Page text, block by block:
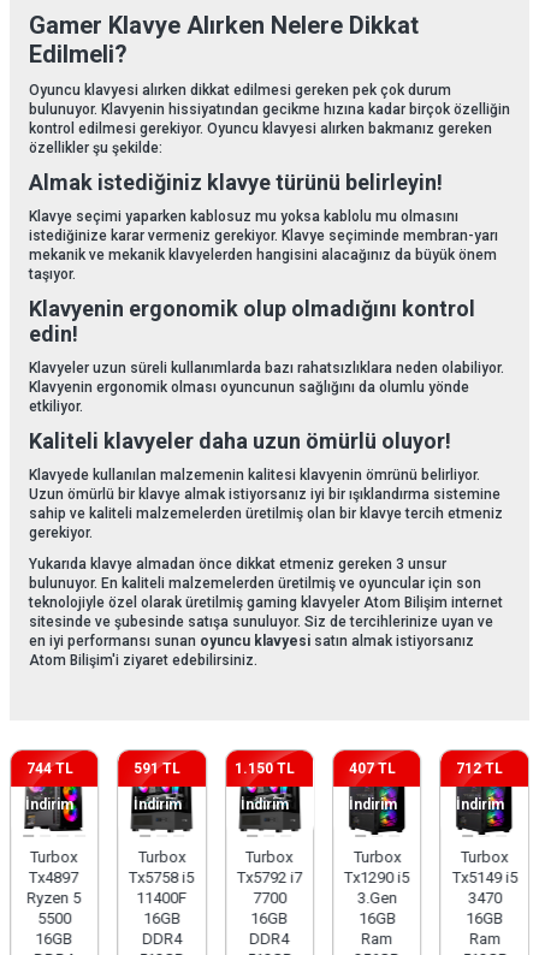
Gamer Klavye Alırken Nelere Dikkat
Edilmeli?
Oyuncu klavyesi alırken dikkat edilmesi gereken pek çok durum
bulunuyor. Klavyenin hissiyatından gecikme hızına kadar birçok özelliğin
kontrol edilmesi gerekiyor. Oyuncu klavyesi alırken bakmanız gereken
özellikler şu şekilde:
Almak istediğiniz klavye türünü belirleyin!
Klavye seçimi yaparken kablosuz mu yoksa kablolu mu olmasını
istediğinize karar vermeniz gerekiyor. Klavye seçiminde membran-yarı
mekanik ve mekanik klavyelerden hangisini alacağınız da büyük önem
taşıyor.
Klavyenin ergonomik olup olmadığını kontrol
edin!
Klavyeler uzun süreli kullanımlarda bazı rahatsızlıklara neden olabiliyor.
Klavyenin ergonomik olması oyuncunun sağlığını da olumlu yönde
etkiliyor.
Kaliteli klavyeler daha uzun ömürlü oluyor!
Klavyede kullanılan malzemenin kalitesi klavyenin ömrünü belirliyor.
Uzun ömürlü bir klavye almak istiyorsanız iyi bir ışıklandırma sistemine
sahip ve kaliteli malzemelerden üretilmiş olan bir klavye tercih etmeniz
gerekiyor.
Yukarıda klavye almadan önce dikkat etmeniz gereken 3 unsur
bulunuyor. En kaliteli malzemelerden üretilmiş ve oyuncular için son
teknolojiyle özel olarak üretilmiş gaming klavyeler Atom Bilişim internet
sitesinde ve şubesinde satışa sunuluyor. Siz de tercihlerinize uyan ve
en iyi performansı sunan oyuncu klavyesi satın almak istiyorsanız
Atom Bilişim'i ziyaret edebilirsiniz.
744 TL
İndirim
Turbox
Tx4897
Ryzen 5
5500
16GB
591 TL
İndirim
Turbox
Tx5758 i5
11400F
16GB
DDR4
1.150 TL
İndirim
Turbox
Tx5792 i7
7700
16GB
DDR4
407 TL
İndirim
Turbox
Tx1290 i5
3.Gen
16GB
Ram
712 TL
İndirim
Turbox
Tx5149 i5
3470
16GB
Ram